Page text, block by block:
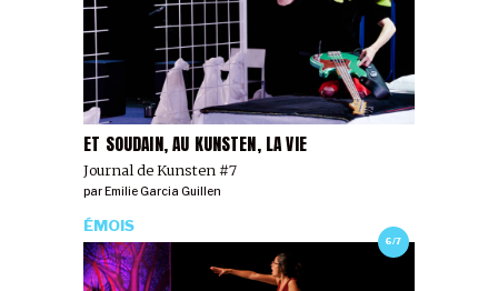
ET SOUDAIN, AU KUNSTEN, LA VIE
Journal de Kunsten #7
parEmilie Garcia Guillen
6/7
ÉMOIS